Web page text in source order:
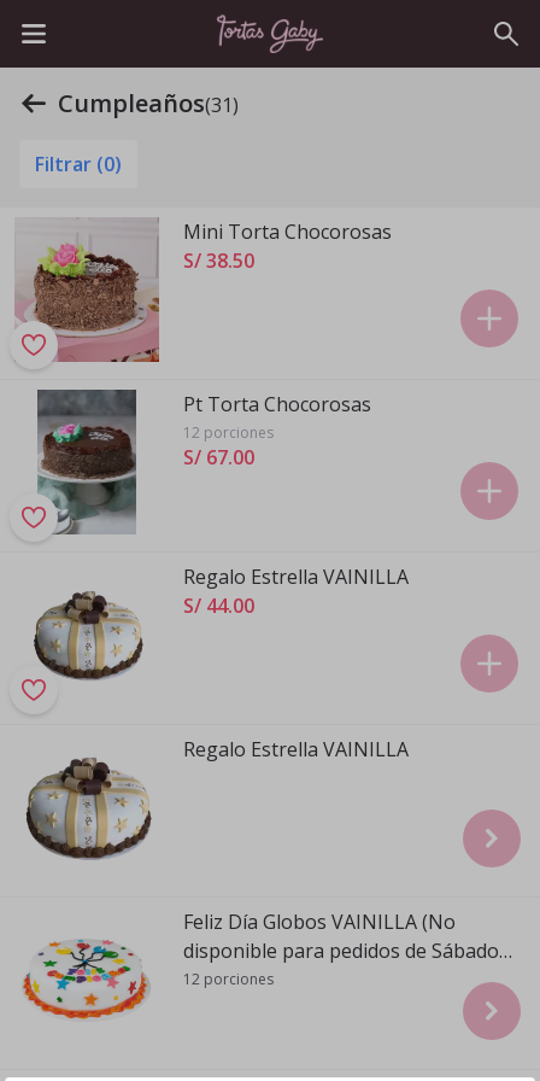
Cumpleaños(31)
Filtrar (0)
Mini Torta Chocorosas
S/ 38.50
Pt Torta Chocorosas
12 porciones
S/ 67.00
Regalo Estrella VAINILLA
S/ 44.00
Regalo Estrella VAINILLA
Feliz Día Globos VAINILLA (No
disponible para pedidos de Sábado
para Domingo)
12 porciones